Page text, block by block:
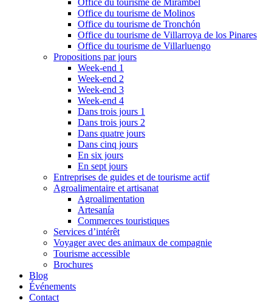
Office du tourisme de Mirambel
Office du tourisme de Molinos
Office du tourisme de Tronchón
Office du tourisme de Villarroya de los Pinares
Office du tourisme de Villarluengo
Propositions par jours
Week-end 1
Week-end 2
Week-end 3
Week-end 4
Dans trois jours 1
Dans trois jours 2
Dans quatre jours
Dans cinq jours
En six jours
En sept jours
Entreprises de guides et de tourisme actif
Agroalimentaire et artisanat
Agroalimentation
Artesanía
Commerces touristiques
Services d’intérêt
Voyager avec des animaux de compagnie
Tourisme accessible
Brochures
Blog
Événements
Contact